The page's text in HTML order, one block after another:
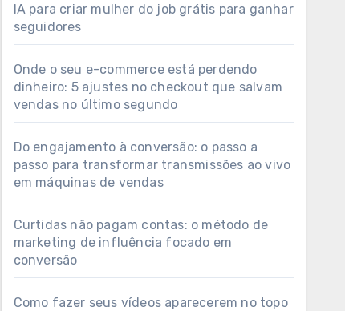
IA para criar mulher do job grátis para ganhar
seguidores
Onde o seu e-commerce está perdendo
dinheiro: 5 ajustes no checkout que salvam
vendas no último segundo
Do engajamento à conversão: o passo a
passo para transformar transmissões ao vivo
em máquinas de vendas
Curtidas não pagam contas: o método de
marketing de influência focado em
conversão
Como fazer seus vídeos aparecerem no topo